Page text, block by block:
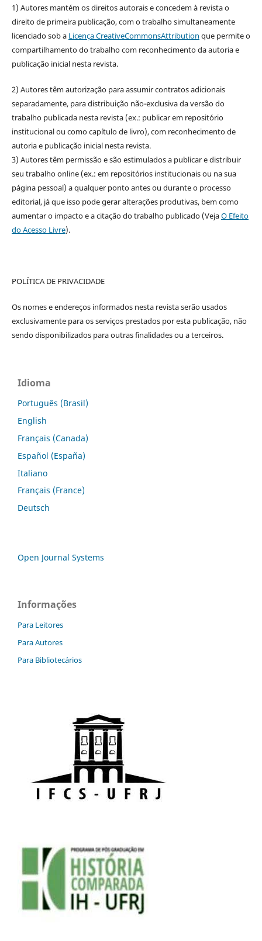
1) Autores mantém os direitos autorais e concedem à revista o
direito de primeira publicação, com o trabalho simultaneamente
licenciado sob a Licença CreativeCommonsAttribution que permite o
compartilhamento do trabalho com reconhecimento da autoria e
publicação inicial nesta revista.
2) Autores têm autorização para assumir contratos adicionais
separadamente, para distribuição não-exclusiva da versão do
trabalho publicada nesta revista (ex.: publicar em repositório
institucional ou como capítulo de livro), com reconhecimento de
autoria e publicação inicial nesta revista.
3) Autores têm permissão e são estimulados a publicar e distribuir
seu trabalho online (ex.: em repositórios institucionais ou na sua
página pessoal) a qualquer ponto antes ou durante o processo
editorial, já que isso pode gerar alterações produtivas, bem como
aumentar o impacto e a citação do trabalho publicado (VejaO Efeito
do Acesso Livre).
POLÍTICA DE PRIVACIDADE
Os nomes e endereços informados nesta revista serão usados
exclusivamente para os serviços prestados por esta publicação, não
sendo disponibilizados para outras finalidades ou a terceiros.
Idioma
Português (Brasil)
English
Français (Canada)
Español (España)
Italiano
Français (France)
Deutsch
Open Journal Systems
Informações
Para Leitores
Para Autores
Para Bibliotecários